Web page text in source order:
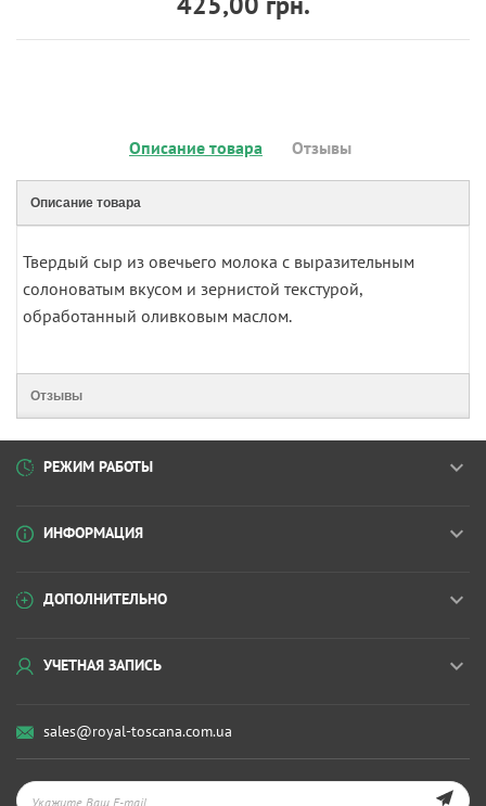
Описание товара Отзывы
Описание товара
Твердый сыр из овечьего молока с выразительным
солоноватым вкусом и зернистой текстурой,
обработанный оливковым маслом.
Отзывы
РЕЖИМ РАБОТЫ
ИНФОРМАЦИЯ
ДОПОЛНИТЕЛЬНО
УЧЕТНАЯ ЗАПИСЬ
sales@royal-toscana.com.ua